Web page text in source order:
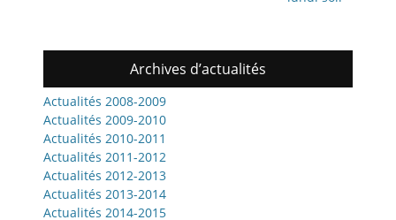
Archives d’actualités
Actualités 2008-2009
Actualités 2009-2010
Actualités 2010-2011
Actualités 2011-2012
Actualités 2012-2013
Actualités 2013-2014
Actualités 2014-2015